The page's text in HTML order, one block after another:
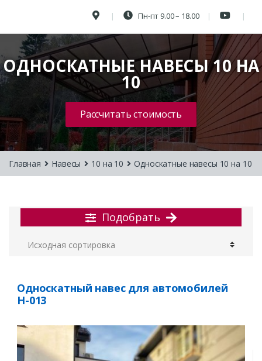
Пн-пт 9.00 – 18.00
ОДНОСКАТНЫЕ НАВЕСЫ 10 НА
10
Рассчитать стоимость
Главная Навесы 10 на 10 Односкатные навесы 10 на 10
Подобрать
Односкатный навес для автомобилей
Н-013